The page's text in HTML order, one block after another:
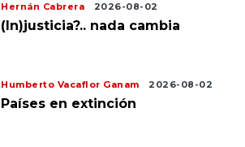
Hernán Cabrera 2026-08-02
(In)justicia?.. nada cambia
Humberto Vacaflor Ganam 2026-08-02
Países en extinción